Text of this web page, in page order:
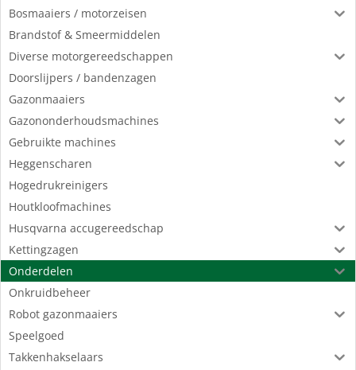
Bosmaaiers / motorzeisen
Brandstof & Smeermiddelen
Diverse motorgereedschappen
Doorslijpers / bandenzagen
Gazonmaaiers
Gazononderhoudsmachines
Gebruikte machines
Heggenscharen
Hogedrukreinigers
Houtkloofmachines
Husqvarna accugereedschap
Kettingzagen
Onderdelen
Onkruidbeheer
Robot gazonmaaiers
Speelgoed
Takkenhakselaars